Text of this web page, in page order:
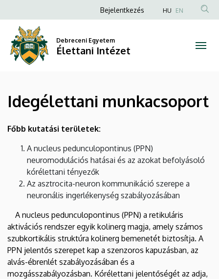
munkacsoport
Élettani
Intézet
a
tartalomra
Anonim
fiók
menüje
Bejelentkezés HU EN
Debreceni Egyetem
Élettani Intézet
Idegélettani munkacsoport
Főbb kutatási területek:
A nucleus pedunculopontinus (PPN)
neuromodulációs hatásai és az azokat befolyásoló
kórélettani tényezők
Az asztrocita-neuron kommunikáció szerepe a
neuronális ingerlékenység szabályozásában
A nucleus pedunculopontinus (PPN) a retikuláris
aktivációs rendszer egyik kolinerg magja, amely számos
szubkortikális struktúra kolinerg bemenetét biztosítja. A
PPN jelentős szerepet kap a szenzoros kapuzásban, az
alvás-ébrenlét szabályozásában és a
mozgásszabályozásban. Kórélettani jelentőségét az adja,